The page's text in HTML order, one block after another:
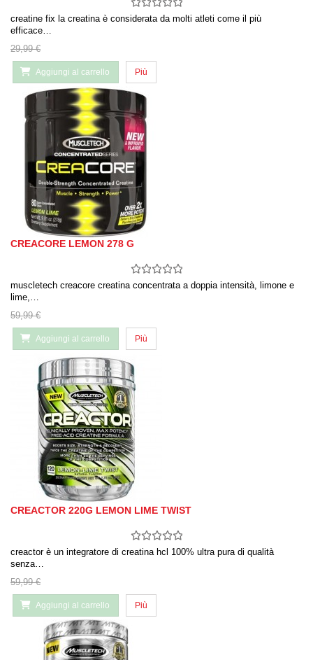
creatine fix la creatina è considerata da molti atleti come il più
efficace…
29,99 €
Aggiungi al carrello Più
CREACORE LEMON 278 G
muscletech creacore creatina concentrata a doppia intensità, limone e
lime,…
59,99 €
Aggiungi al carrello Più
CREACTOR 220G LEMON LIME TWIST
creactor è un integratore di creatina hcl 100% ultra pura di qualità
senza…
59,99 €
Aggiungi al carrello Più